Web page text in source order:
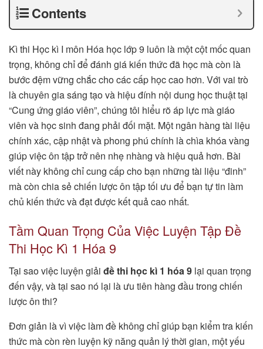
Contents
Kì thi Học kì I môn Hóa học lớp 9 luôn là một cột mốc quan
trọng, không chỉ để đánh giá kiến thức đã học mà còn là
bước đệm vững chắc cho các cấp học cao hơn. Với vai trò
là chuyên gia sáng tạo và hiệu đính nội dung học thuật tại
“Cung ứng giáo viên”, chúng tôi hiểu rõ áp lực mà giáo
viên và học sinh đang phải đối mặt. Một ngân hàng tài liệu
chính xác, cập nhật và phong phú chính là chìa khóa vàng
giúp việc ôn tập trở nên nhẹ nhàng và hiệu quả hơn. Bài
viết này không chỉ cung cấp cho bạn những tài liệu “đinh”
mà còn chia sẻ chiến lược ôn tập tối ưu để bạn tự tin làm
chủ kiến thức và đạt được kết quả cao nhất.
Tầm Quan Trọng Của Việc Luyện Tập Đề
Thi Học Kì 1 Hóa 9
Tại sao việc luyện giải đề thi học kì 1 hóa 9 lại quan trọng
đến vậy, và tại sao nó lại là ưu tiên hàng đầu trong chiến
lược ôn thi?
Đơn giản là vì việc làm đề không chỉ giúp bạn kiểm tra kiến
thức mà còn rèn luyện kỹ năng quản lý thời gian, một yếu